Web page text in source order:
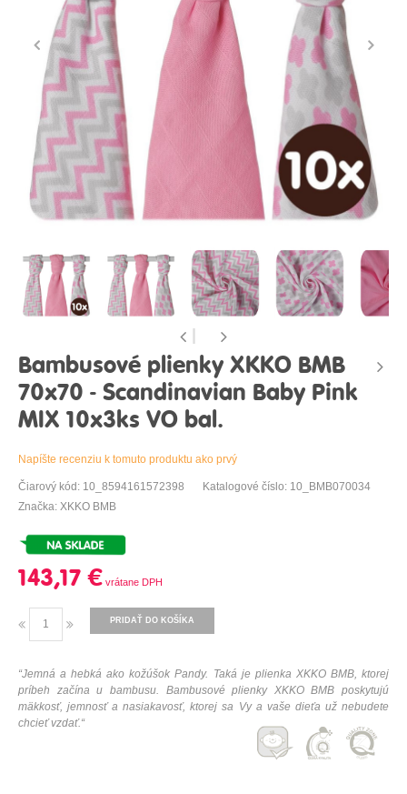
Bambusové plienky XKKO BMB
70x70 - Scandinavian Baby Pink
MIX 10x3ks VO bal.
Napíšte recenziu k tomuto produktu ako prvý
Čiarový kód: 10_8594161572398
Katalogové číslo: 10_BMB070034
Značka: XKKO BMB
143,17 €
PRIDAŤ DO KOŠÍKA
“Jemná a hebká ako kožúšok Pandy. Taká je plienka XKKO BMB, ktorej
príbeh začína u bambusu. Bambusové plienky XKKO BMB poskytujú
mäkkosť, jemnosť a nasiakavosť, ktorej sa Vy a vaše dieťa už nebudete
chcieť vzdať.“